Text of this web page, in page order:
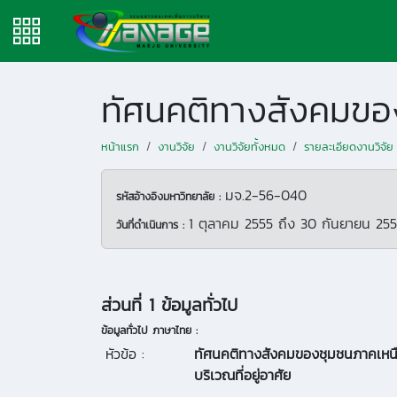
หน้าแรก งานวิจัย งานวิจัยทั้งหมด รายละเอียดงานวิจัย
รหัสอ้างอิงมหาวิทยาลัย : มจ.2-56-040
วันที่ดำเนินการ : 1 ตุลาคม 2555 ถึง 30 กันยายน
ส่วนที่ 1 ข้อมูลทั่วไป
ข้อมูลทั่วไป ภาษาไทย :
หัวข้อ :
ทัศนคติทางสังคมของชุมชนภาคเห
บริเวณที่อยู่อาศัย